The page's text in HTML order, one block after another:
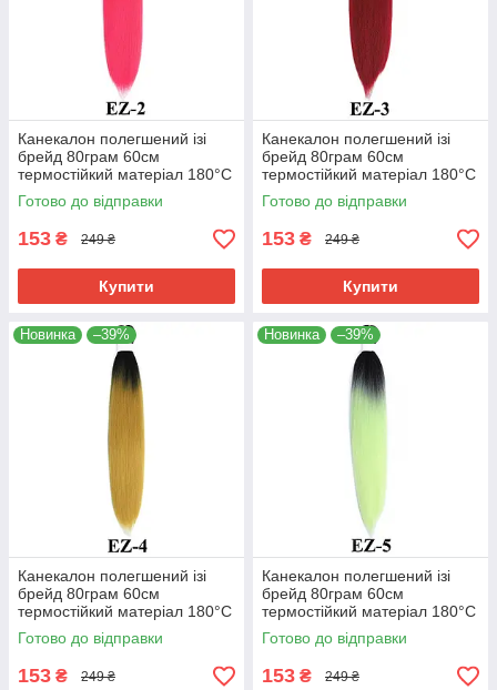
Канекалон полегшений ізі
брейд 80грам 60см
термостійкий матеріал 180°C
EZ-2 хвіст омбре Easy Braid
Готово до відправки
153 ₴ 249 ₴
Купити
Канекалон полегшений ізі
брейд 80грам 60см
термостійкий матеріал 180°C
EZ-3 хвіст омбре Easy Braid
Готово до відправки
153 ₴ 249 ₴
Купити
Новинка –39%
Канекалон полегшений ізі
брейд 80грам 60см
термостійкий матеріал 180°C
EZ-4 хвіст омбре Easy Braid
Готово до відправки
153 ₴ 249 ₴
Новинка –39%
Канекалон полегшений ізі
брейд 80грам 60см
термостійкий матеріал 180°C
EZ-5 хвіст омбре Easy Braid
Готово до відправки
153 ₴ 249 ₴